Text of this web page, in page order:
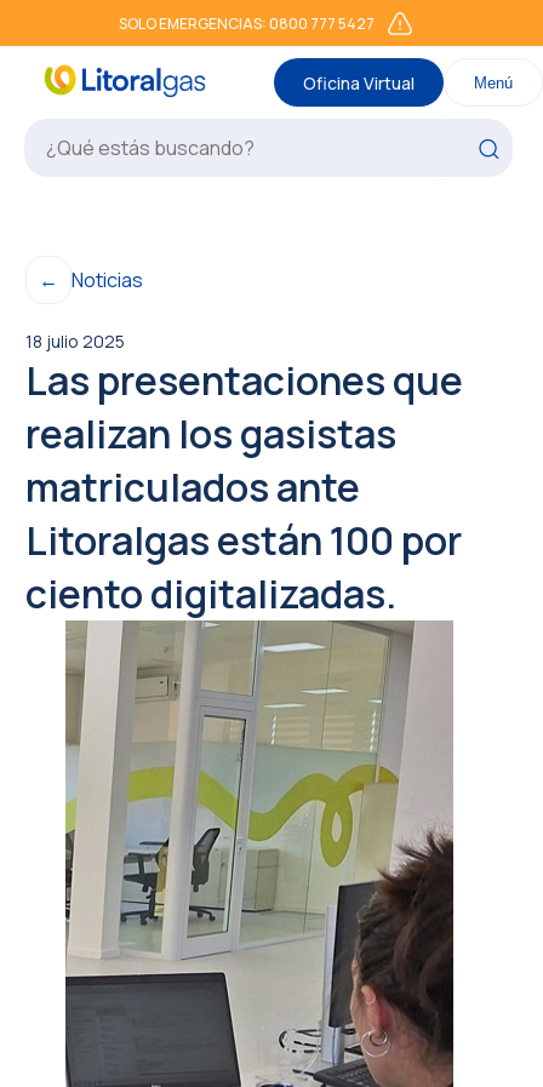
SOLO EMERGENCIAS: 0800 777 5427
Oficina Virtual Menú
← Noticias
18 julio 2025
Las presentaciones que
realizan los gasistas
matriculados ante
Litoralgas están 100 por
ciento digitalizadas.